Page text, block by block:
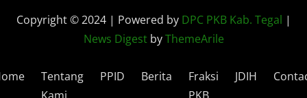
Copyright © 2024 | Powered by DPC PKB Kab. Tegal |
News DigestbyThemeArile
Tentang
PPID Berita
Fraksi
JDIH